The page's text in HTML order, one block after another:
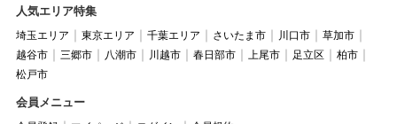
人気エリア特集
埼玉エリア 東京エリア 千葉エリア さいたま市 川口市
草加市
越谷市
三郷市 八潮市 川越市 春日部市 上尾市 足立区
柏市
松戸市
会員メニュー